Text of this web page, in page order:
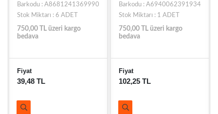
Barkodu : A8681241369990
Stok Miktarı : 6 ADET
750,00 TL üzeri kargo
bedava
Fiyat
39,48 TL
Barkodu : A6940062391934
Stok Miktarı : 1 ADET
750,00 TL üzeri kargo
bedava
Fiyat
102,25 TL